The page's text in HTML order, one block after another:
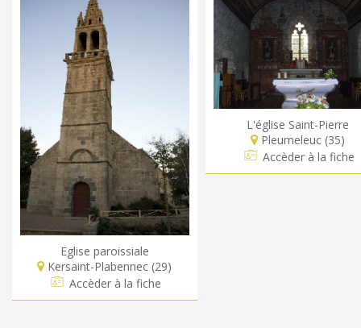
Eglise paroissiale
Kersaint-Plabennec (29)
Accèder à la fiche
L'église Saint-Pierre
Pleumeleuc (35)
Accèder à la fiche